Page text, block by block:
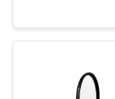
NAMI
POPROSIĆ